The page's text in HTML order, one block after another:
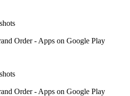
Order - Apps on Google Play
Order - Apps on Google Play